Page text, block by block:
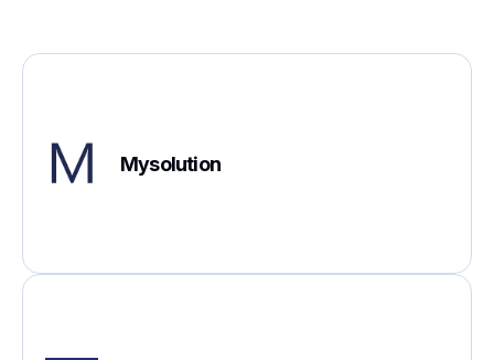
Mysolution